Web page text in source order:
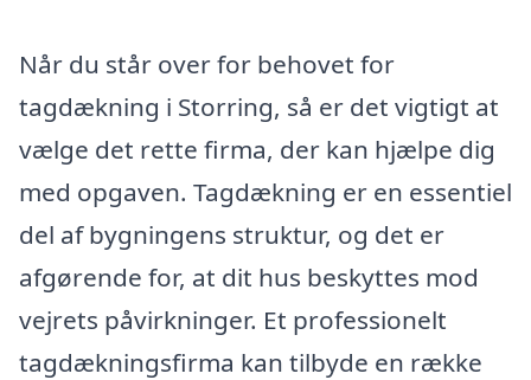
Når du står over for behovet for
tagdækning i Storring, så er det vigtigt at
vælge det rette firma, der kan hjælpe dig
med opgaven. Tagdækning er en essentiel
del af bygningens struktur, og det er
afgørende for, at dit hus beskyttes mod
vejrets påvirkninger. Et professionelt
tagdækningsfirma kan tilbyde en række